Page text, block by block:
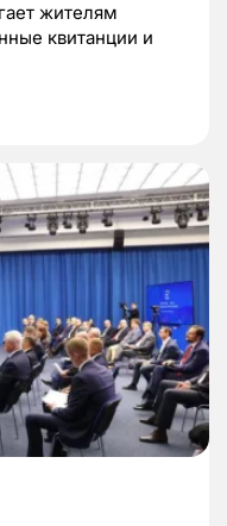
жителям
квитанции и